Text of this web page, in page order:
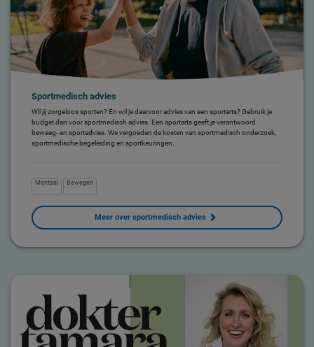
Sportmedisch advies
Wil jij zorgeloos sporten? En wil je daarvoor advies van een sportarts? Gebruik je
budget dan voor sportmedisch advies. Een sportarts geeft je verantwoord
beweeg- en sportadvies. We vergoeden de kosten van sportmedisch onderzoek,
sportmedische begeleiding en sportkeuringen.
Mentaal Bewegen
Meer over sportmedisch advies